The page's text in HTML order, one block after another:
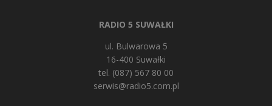
RADIO 5 SUWAŁKI
ul. Bulwarowa 5
16-400 Suwałki
tel. (087) 567 80 00
serwis@radio5.com.pl